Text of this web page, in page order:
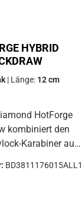
HYBRID
| Länge: 12 cm
HotForge
Karabiner auf
Hotwire-
BD3811176015ALL1